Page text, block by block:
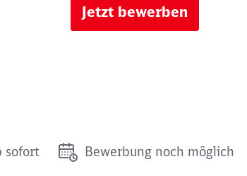
Jetzt bewerben
sofort Bewerbung noch möglich